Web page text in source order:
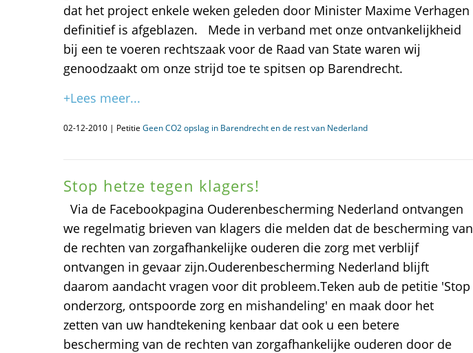
dat het project enkele weken geleden door Minister Maxime Verhagen
definitief is afgeblazen. Mede in verband met onze ontvankelijkheid
bij een te voeren rechtszaak voor de Raad van State waren wij
genoodzaakt om onze strijd toe te spitsen op Barendrecht.
+Lees meer...
02-12-2010 | Petitie Geen CO2 opslag in Barendrecht en de rest van Nederland
Stop hetze tegen klagers!
Via de Facebookpagina Ouderenbescherming Nederland ontvangen
we regelmatig brieven van klagers die melden dat de bescherming van
de rechten van zorgafhankelijke ouderen die zorg met verblijf
ontvangen in gevaar zijn.Ouderenbescherming Nederland blijft
daarom aandacht vragen voor dit probleem.Teken aub de petitie 'Stop
onderzorg, ontspoorde zorg en mishandeling' en maak door het
zetten van uw handtekening kenbaar dat ook u een betere
bescherming van de rechten van zorgafhankelijke ouderen door de